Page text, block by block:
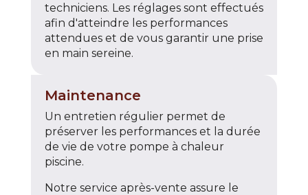
techniciens. Les réglages sont effectués
afin d'atteindre les performances
attendues et de vous garantir une prise
en main sereine.
Maintenance
Un entretien régulier permet de
préserver les performances et la durée
de vie de votre pompe à chaleur
piscine.
Notre service après-vente assure le